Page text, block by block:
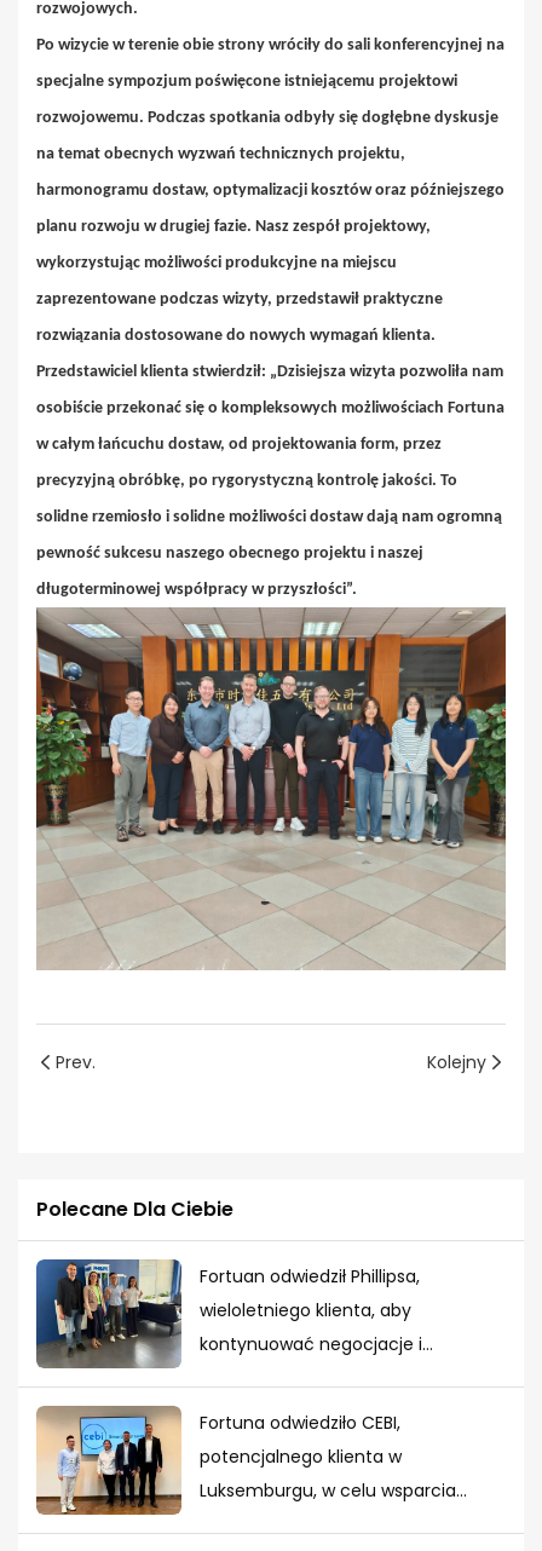
rozwojowych.
Po wizycie w terenie obie strony wróciły do ​​sali konferencyjnej na
specjalne sympozjum poświęcone istniejącemu projektowi
rozwojowemu. Podczas spotkania odbyły się dogłębne dyskusje
na temat obecnych wyzwań technicznych projektu,
harmonogramu dostaw, optymalizacji kosztów oraz późniejszego
planu rozwoju w drugiej fazie. Nasz zespół projektowy,
wykorzystując możliwości produkcyjne na miejscu
zaprezentowane podczas wizyty, przedstawił praktyczne
rozwiązania dostosowane do nowych wymagań klienta.
Przedstawiciel klienta stwierdził: „Dzisiejsza wizyta pozwoliła nam
osobiście przekonać się o kompleksowych możliwościach Fortuna
w całym łańcuchu dostaw, od projektowania form, przez
precyzyjną obróbkę, po rygorystyczną kontrolę jakości. To
solidne rzemiosło i solidne możliwości dostaw dają nam ogromną
pewność sukcesu naszego obecnego projektu i naszej
długoterminowej współpracy w przyszłości”.
Prev. Kolejny
Polecane Dla Ciebie
Fortuan odwiedził Phillipsa,
wieloletniego klienta, aby
kontynuować negocjacje i
Fortuna odwiedziło CEBI,
potencjalnego klienta w
Luksemburgu, w celu wsparcia